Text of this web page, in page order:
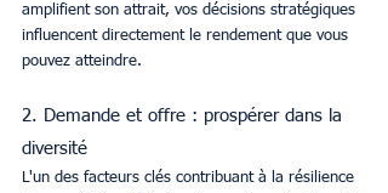
amplifient son attrait, vos décisions stratégiques
influencent directement le rendement que vous
pouvez atteindre.
2. Demande et offre : prospérer dans la
diversité
L'un des facteurs clés contribuant à la résilience